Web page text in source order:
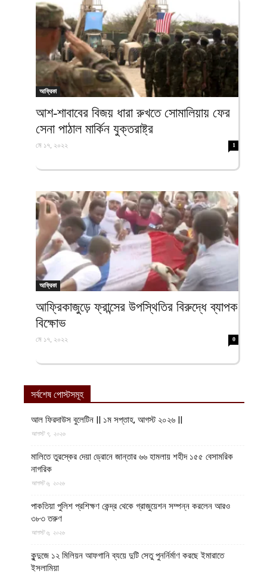
আফ্রিকা
আশ-শাবাবের বিজয় ধারা রুখতে সোমালিয়ায় ফের
সেনা পাঠাল মার্কিন যুক্তরাষ্ট্র
মে ১৭, ২০২২ 1
আফ্রিকা
আফ্রিকাজুড়ে ফ্রান্সের উপস্থিতির বিরুদ্ধে ব্যাপক
বিক্ষোভ
মে ১৭, ২০২২ 0
সর্বশেষ পোস্টসমূহ
আল ফিরদাউস বুলেটিন || ১ম সপ্তাহ, আগস্ট ২০২৬ ||
আগস্ট ৭, ২০২৬
মালিতে তুরস্কের দেয়া ড্রোনে জান্তার ৬৬ হামলায় শহীদ ১৫৫ বেসামরিক
নাগরিক
আগস্ট ৬, ২০২৬
পাকতিয়া পুলিশ প্রশিক্ষণ কেন্দ্র থেকে গ্রাজুয়েশন সম্পন্ন করলেন আরও
৩৮৩ তরুণ
আগস্ট ৬, ২০২৬
কুন্দুজে ১২ মিলিয়ন আফগানি ব্যয়ে দুটি সেতু পুনর্নির্মাণ করছে ইমারাতে
ইসলামিয়া